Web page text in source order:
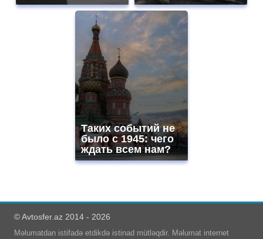
Таких событий не
было с 1945: чего
ждать всем нам?
© Avtosfer.az 2014 - 2026
Məlumatdan istifadə etdikdə istinad mütləqdir. Məlumat internet